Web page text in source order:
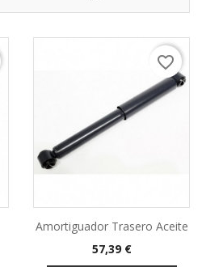
Amortiguador Trasero Aceite
Precio
57,39 €
favorite_border